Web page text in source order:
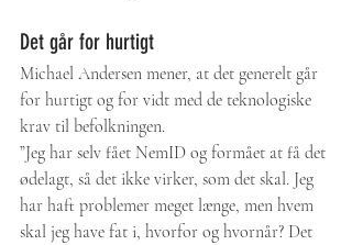
Det går for hurtigt
Michael Andersen mener, at det generelt går
for hurtigt og for vidt med de teknologiske
krav til befolkningen.
”Jeg har selv fået NemID og formået at få det
ødelagt, så det ikke virker, som det skal. Jeg
har haft problemer meget længe, men hvem
skal jeg have fat i, hvorfor og hvornår? Det